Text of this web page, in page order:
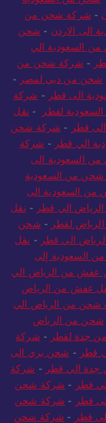
شحن من السعودية
-شركة شحن من
الى الاردن-شحن
السعودية الي
-شركة شحن من
شحن من دبي لمصر-
الى قطر
شركة
لقطر-نقل
قطر-شركة شحن
الي قطر - شركة
السعودية الى
من السعودية
من السعودية الى
الي قطر- نقل
لقطر-
شحن
الي قطر
السعودية إلى
من الرياض الي
عفش من الرياض
من الرياض الي
شحن من الرياض
جدة لقطر -
شركة
قطر-
شحن بري الى
جدة الي قطر-شركة
قطر - شركة شحن
قطر - شركة شحن